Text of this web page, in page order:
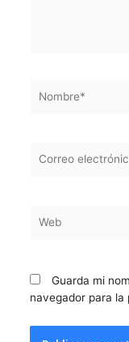
electrónico*
Guarda mi
navegador para la